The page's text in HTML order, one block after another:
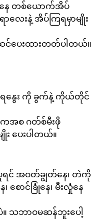
နေ တစ်ယောက်အိပ်
လေးနဲ့ အိပ်ကြရမှာမျိုး
င်ပေးထားတတ်ပါတယ်။
ေနွေး ကို ခွက်နဲ့ ကိုယ်တိုင်
ကအစ ဂတ်စ်မီးဖို
ပေးပါတယ်။
ရင် အဝတ်ချွတ်နေ၊ တဲကို
ောင်ခြုံနေ၊ မီးလှုံနေ
။ သဘာဝမဆန်ဘူးပေါ့